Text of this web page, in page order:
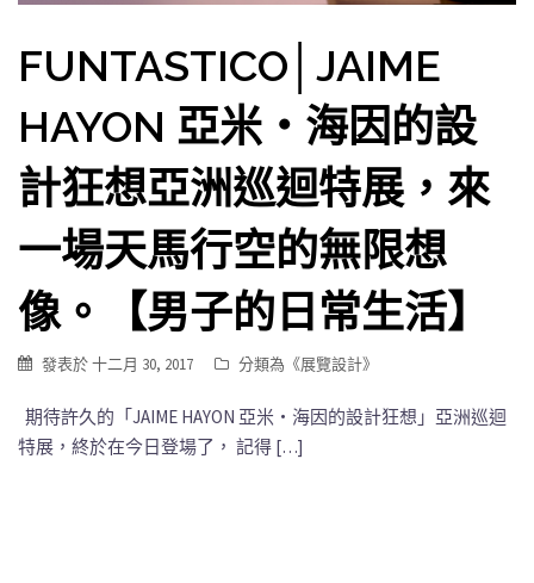
FUNTASTICO│JAIME
HAYON 亞米‧海因的設
計狂想亞洲巡迴特展，來
一場天馬行空的無限想
像。【男子的日常生活】
發表於十二月 30, 2017 分類為《展覽設計》
期待許久的「JAIME HAYON 亞米‧海因的設計狂想」亞洲巡迴
特展，終於在今日登場了， 記得 […]